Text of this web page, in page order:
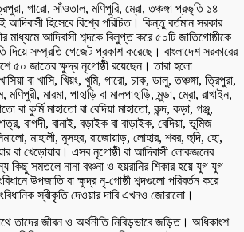
গারো, সাঁওতাল, মণিপুরি, ম্রো, তঞ্চঙ্গা প্রভৃতি ১৪
আদিবাসী হিসেবে বিশ্বে পরিচিত। কিন্তু বর্তমান সরকার
মাধ্যমে আদিবাসী শব্দকে বিলুপ্ত করে ৫০টি জাতিগোষ্ঠীকে
দিয়ে সম্প্রতি গেজেট প্রকাশ করেছে। বাংলাদেশ সরকারের
৫০ জাতের ক্ষুদ্র নৃগোষ্ঠী রয়েছেন। তারা হলো
বা খাসি, খিয়ং, খুমি, গারো, চাক, ডালু, তঞ্চঙ্গা, ত্রিপুরা,
মণিপুরী, মারমা, পাহাড়ি বা মালপাহাড়ি, মুন্ডা, ম্রো, রাখাইন,
বা কুর্মি মাহাতো বা বেদিয়া মাহাতো, কন্দ, কড়া, গঞ্জু,
বাগদী, বানাই, বড়াইক বা বাড়াইক, বেদিয়া, ভূমিজ
মাহালী, মুসহর, রাজোয়াড়, লোহার, শবর, হুদি, হো,
বা খেড়োয়ার। এসব নৃগোষ্ঠী বা আদিবাসী লোকজনের
কিছু সমতলে নানা বঞ্চনা ও হয়রানির শিকার হয়ে যুগ যুগ
উপজাতি বা ক্ষুদ্র নৃ-গোষ্ঠী শব্দগুলো পরিবর্তন করে
স্বীকৃতি দেওয়ার দাবি এখনও জোরালো।
তাদের জীবন ও অর্থনীতি নিবিড়ভাবে জড়িত। অধিকাংশ